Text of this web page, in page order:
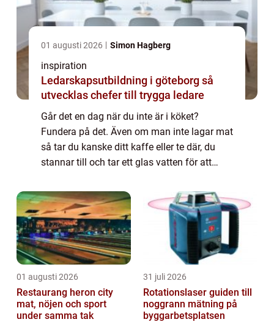
01 augusti 2026 Simon Hagberg
inspiration
Ledarskapsutbildning i göteborg så
utvecklas chefer till trygga ledare
Går det en dag när du inte är i köket?
Fundera på det. Även om man inte lagar mat
så tar du kanske ditt kaffe eller te där, du
stannar till och tar ett glas vatten för att
01 augusti 2026
Restaurang heron city
mat, nöjen och sport
under samma tak
31 juli 2026
Rotationslaser guiden till
noggrann mätning på
byggarbetsplatsen